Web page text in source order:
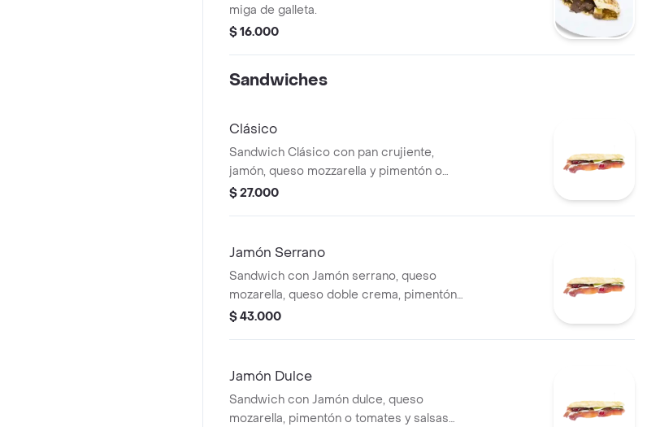
miga de galleta.
$ 16.000
Sandwiches
Clásico
Sandwich Clásico con pan crujiente,
jamón, queso mozzarella y pimentón o
tomates.
$ 27.000
Jamón Serrano
Sandwich con Jamón serrano, queso
mozarella, queso doble crema, pimentón
o tomates y salsas de la casa.
$ 43.000
Jamón Dulce
Sandwich con Jamón dulce, queso
mozarella, pimentón o tomates y salsas